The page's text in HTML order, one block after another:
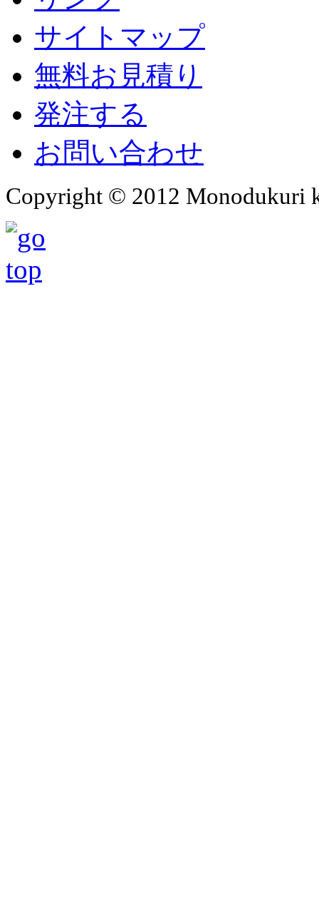
サイトマップ
無料お見積り
発注する
お問い合わせ
Copyright © 2012 Monodukuri